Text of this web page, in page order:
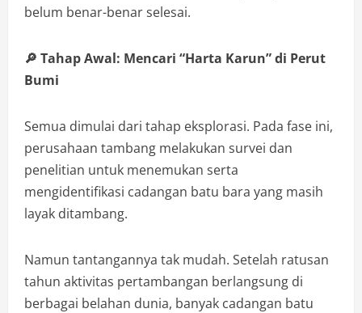
belum benar-benar selesai.
🔎 Tahap Awal: Mencari “Harta Karun” di Perut
Bumi
Semua dimulai dari tahap eksplorasi. Pada fase ini,
perusahaan tambang melakukan survei dan
penelitian untuk menemukan serta
mengidentifikasi cadangan batu bara yang masih
layak ditambang.
Namun tantangannya tak mudah. Setelah ratusan
tahun aktivitas pertambangan berlangsung di
berbagai belahan dunia, banyak cadangan batu